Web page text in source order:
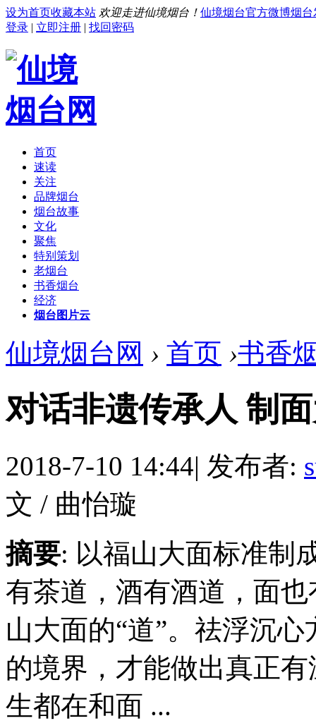
设为首页收藏本站 欢迎走进仙境烟台！ 仙境烟台官方微博烟台
登录 | 立即注册 | 找回密码
首页
速读
关注
品牌烟台
烟台故事
文化
聚焦
特别策划
老烟台
书香烟台
经济
烟台图片云
仙境烟台网 › 首页 ›书香
对话非遗传承人 制
2018-7-10 14:44| 发布者:
文 / 曲怡璇
摘要: 以福山大面标准制
有茶道，酒有酒道，面
山大面的“道”。祛浮沉
的境界，才能做出真正
生都在和面 ...